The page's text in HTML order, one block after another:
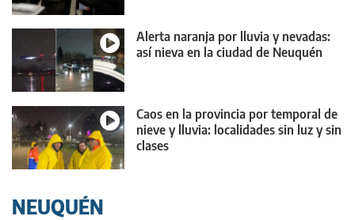
Alerta naranja por lluvia y nevadas:
así nieva en la ciudad de Neuquén
Caos en la provincia por temporal de
nieve y lluvia: localidades sin luz y sin
clases
NEUQUÉN